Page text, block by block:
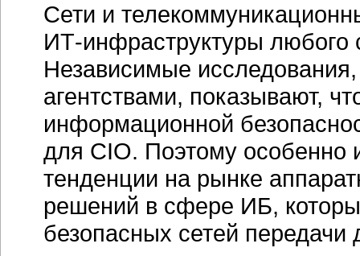
Сети и
ИТ-инфраструктуры любого
Независимые
агентствами, показывают,
информационной
для CIO. Поэтому особенно
тенденции на рынке
решений в сфере ИБ,
безопасных сетей передачи